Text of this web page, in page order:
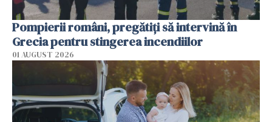
Pompierii români, pregătiţi să intervină în
Grecia pentru stingerea incendiilor
01 AUGUST 2026